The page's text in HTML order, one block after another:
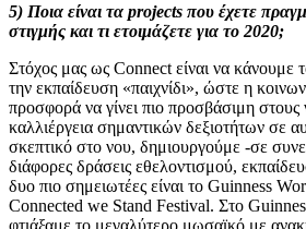
5) Ποια είναι τα projects που έχετε
στιγμής και τι ετοιμάζετε για το 2020;
Στόχος μας ως Connect είναι να κάνουμε
την εκπαίδευση «παιχνίδι», ώστε η
προσφορά να γίνει πιο προσβάσιμη στους
καλλιέργεια σημαντικών δεξιοτήτων σε
σκεπτικό στο νου, δημιουργούμε -σε
διάφορες δράσεις εθελοντισμού,
δυο πιο σημειωτέες είναι το Guinness
Connected we Stand Festival. Στο
φτιάξαμε το μεγαλύτερο μωσαϊκό με